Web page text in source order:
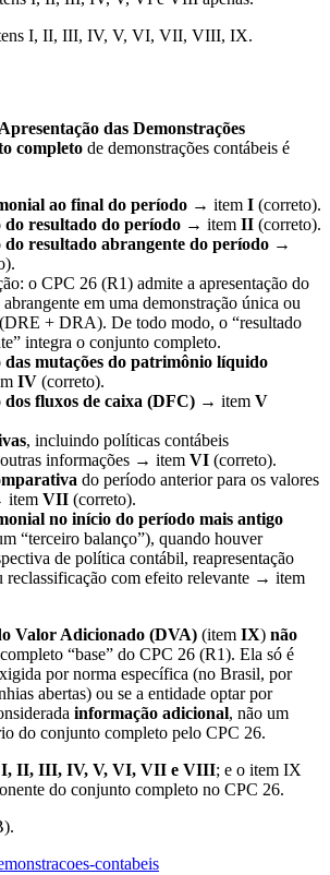
I, II, III, IV, V, VI, VII, VIII, IX.
das Demonstrações
completo de demonstrações contábeis é
ao final do período → item I (correto).
do resultado do período → item II (correto).
do resultado abrangente do período →
o CPC 26 (R1) admite a apresentação do
em uma demonstração única ou
+ DRA). De todo modo, o “resultado
integra o conjunto completo.
das mutações do patrimônio líquido
IV (correto).
dos fluxos de caixa (DFC) → item V
, incluindo políticas contábeis
informações → item VI (correto).
do período anterior para os valores
item VII (correto).
no início do período mais antigo
“terceiro balanço”), quando houver
de política contábil, reapresentação
reclassificação com efeito relevante → item
Valor Adicionado (DVA) (item IX) não
“base” do CPC 26 (R1). Ela só é
por norma específica (no Brasil, por
abertas) ou se a entidade optar por
informação adicional, não um
do conjunto completo pelo CPC 26.
I, II, III, IV, V, VI, VII e VIII; e o item IX
do conjunto completo no CPC 26.
contabeis